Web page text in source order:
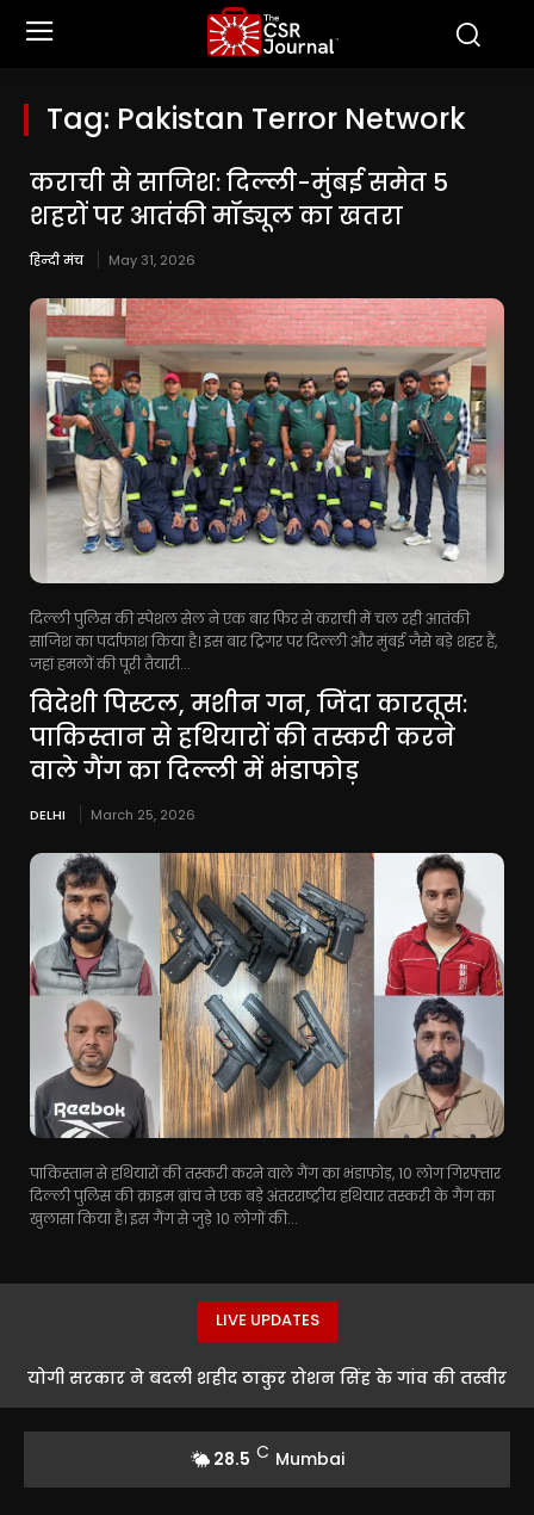
Tag: Pakistan Terror Network
कराची से साजिश: दिल्ली-मुंबई समेत 5
शहरों पर आतंकी मॉड्यूल का खतरा
हिन्दी मंच May 31, 2026
दिल्ली पुलिस की स्पेशल सेल ने एक बार फिर से कराची में चल रही आतंकी
साजिश का पर्दाफाश किया है। इस बार ट्रिगर पर दिल्ली और मुंबई जैसे बड़े शहर हैं,
जहां हमलों की पूरी तैयारी...
विदेशी पिस्टल, मशीन गन, जिंदा कारतूस:
पाकिस्तान से हथियारों की तस्करी करने
वाले गैंग का दिल्ली में भंडाफोड़
DELHI March 25, 2026
पाकिस्तान से हथियारों की तस्करी करने वाले गैंग का भंडाफोड़, 10 लोग गिरफ्तार
दिल्ली पुलिस की क्राइम ब्रांच ने एक बड़े अंतरराष्ट्रीय हथियार तस्करी के गैंग का
खुलासा किया है। इस गैंग से जुड़े 10 लोगों की...
LIVE UPDATES
योगी सरकार ने बदली शहीद ठाकुर रोशन सिंह के गांव की तस्वीर
28.5 C Mumbai